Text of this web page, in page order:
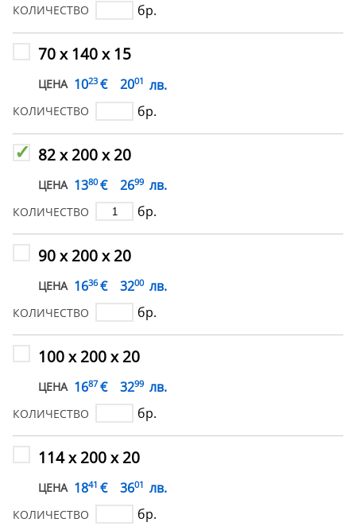
КОЛИЧЕСТВО бр.
70 х 140 х 15
ЦЕНА 1023 € 2001 лв.
КОЛИЧЕСТВО бр.
82 х 200 х 20
ЦЕНА 1380 € 2699 лв.
КОЛИЧЕСТВО бр.
90 х 200 х 20
ЦЕНА 1636 € 3200 лв.
КОЛИЧЕСТВО бр.
100 х 200 х 20
ЦЕНА 1687 € 3299 лв.
КОЛИЧЕСТВО бр.
114 х 200 х 20
ЦЕНА 1841 € 3601 лв.
КОЛИЧЕСТВО бр.